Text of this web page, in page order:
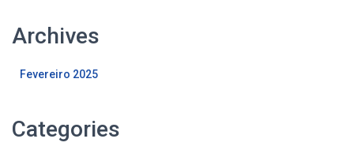
Archives
Fevereiro 2025
Categories